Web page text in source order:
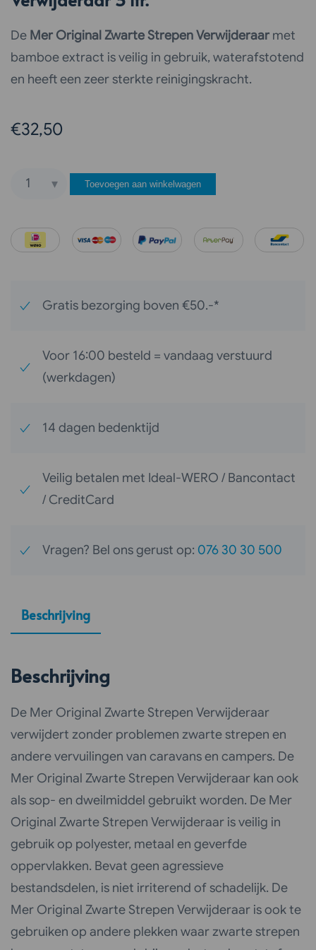
De Mer Original Zwarte Strepen Verwijderaar met
bamboe extract is veilig in gebruik, waterafstotend
en heeft een zeer sterkte reinigingskracht.
€32,50
Zwarte
Toevoegen aan winkelwagen
Gratis bezorging boven €50.-*
Voor 16:00 besteld = vandaag verstuurd
(werkdagen)
14 dagen bedenktijd
Veilig betalen met Ideal-WERO / Bancontact
/ CreditCard
Vragen? Bel ons gerust op: 076 30 30 500
Beschrijving
Beschrijving
De Mer Original Zwarte Strepen Verwijderaar
verwijdert zonder problemen zwarte strepen en
andere vervuilingen van caravans en campers. De
Mer Original Zwarte Strepen Verwijderaar kan ook
als sop- en dweilmiddel gebruikt worden. De Mer
Original Zwarte Strepen Verwijderaar is veilig in
gebruik op polyester, metaal en geverfde
oppervlakken. Bevat geen agressieve
bestandsdelen, is niet irriterend of schadelijk. De
Mer Original Zwarte Strepen Verwijderaar is ook te
gebruiken op andere plekken waar zwarte strepen